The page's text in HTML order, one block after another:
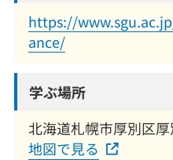
https://
ance/
学ぶ場所
北海道札幌市厚別区
地図で見る